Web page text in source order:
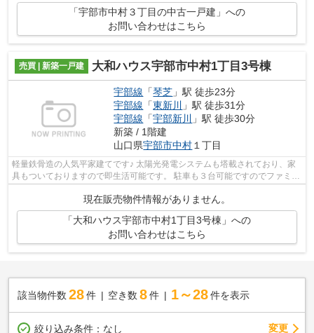
「宇部市中村３丁目の中古一戸建」への
お問い合わせはこちら
売買 | 新築一戸建 大和ハウス宇部市中村1丁目3号棟
宇部線 「琴芝 」駅 徒歩23分
宇部線 「東新川
」駅 徒歩31分
宇部線 「宇部新川
」駅 徒歩30分
新築 / 1階建
山口県宇部市中村 １丁目
軽量鉄骨造の人気平家建てです♪ 太陽光発電システムも塔載されており、家
具もついておりますので即生活可能です。 駐車も３台可能ですのでファミリ
現在販売物件情報がありません。
「大和ハウス宇部市中村1丁目3号棟」への
お問い合わせはこちら
該当物件数 28件 空き数 8 件 1～28 件を表示
絞り込み条件： なし 変更